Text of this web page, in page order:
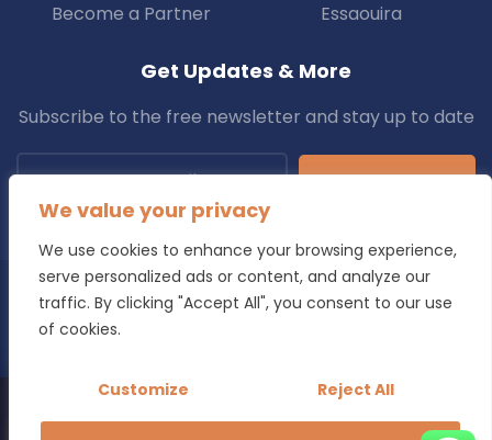
We value your privacy
We use cookies to enhance your browsing experience,
serve personalized ads or content, and analyze our
traffic. By clicking "Accept All", you consent to our use
of cookies.
Customize Reject All
Become a Partner
Essaouira
Get Updates & More
Subscribe to the free newsletter and stay up to date
Copyright © 2025 Transfers.ma All Rights Reserved.
Looking for a reliable transfer in Morocco?